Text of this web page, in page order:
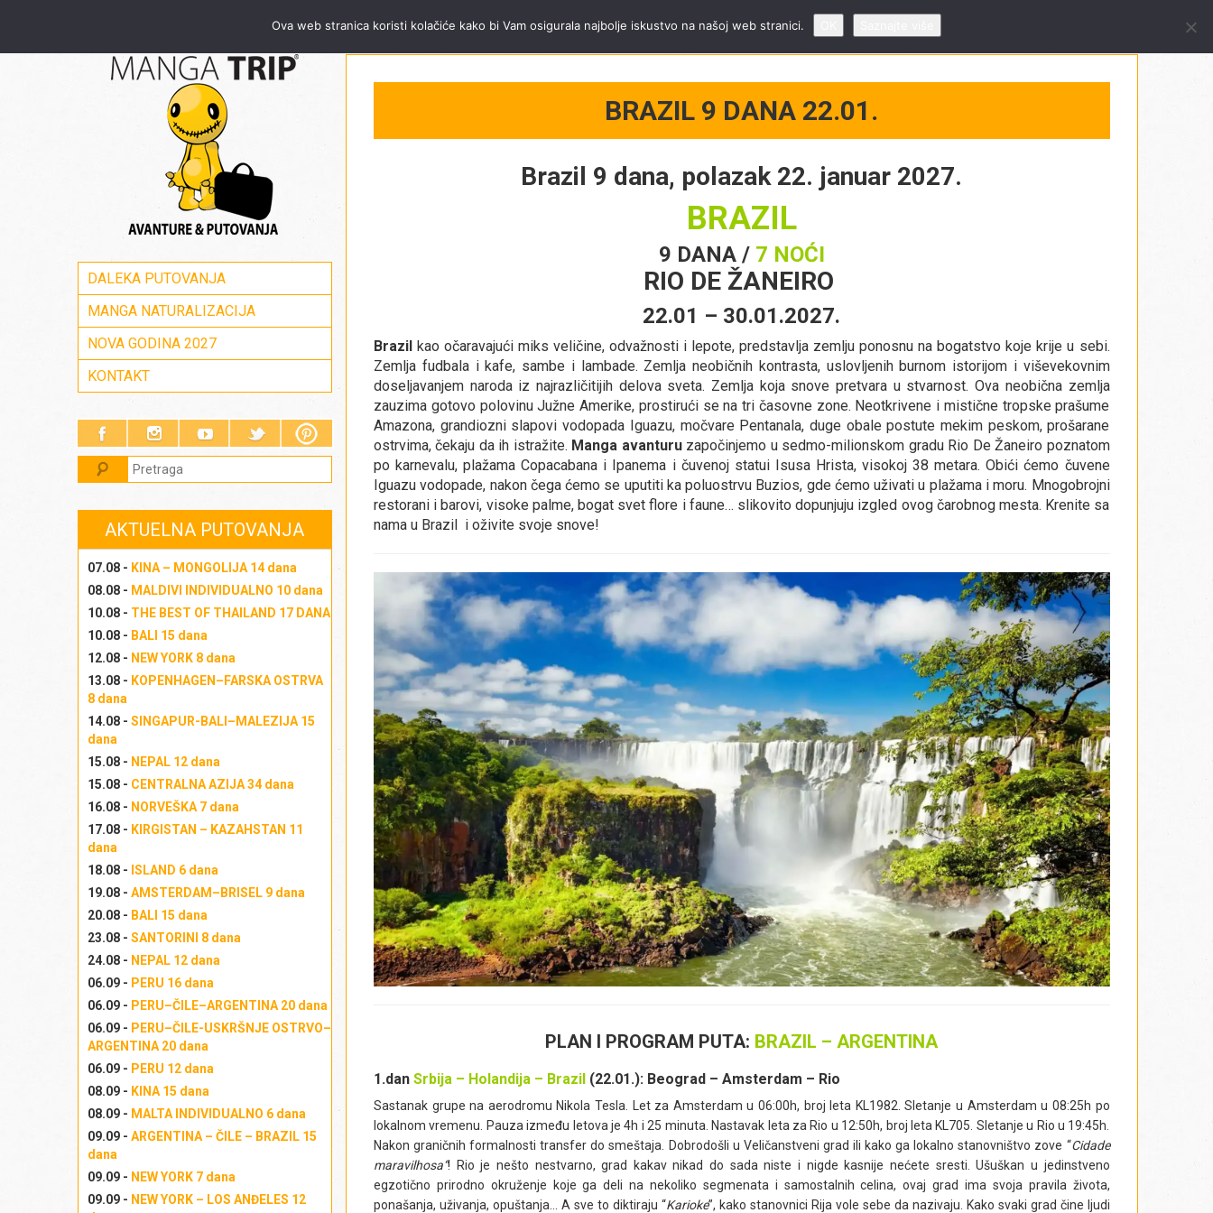
radnim danima od 09 – 19h, subotom od 10 – 14h
DALEKA PUTOVANJA
MANGA NATURALIZACIJA
NOVA GODINA 2027
KONTAKT
AKTUELNA PUTOVANJA
07.08 - KINA – MONGOLIJA 14 dana
08.08 - MALDIVI INDIVIDUALNO 10 dana
10.08 - THE BEST OF THAILAND 17 DANA
10.08 - BALI 15 dana
12.08 - NEW YORK 8 dana
13.08 - KOPENHAGEN–FARSKA OSTRVA
8 dana
14.08 - SINGAPUR-BALI–MALEZIJA 15
dana
15.08 - NEPAL 12 dana
15.08 - CENTRALNA AZIJA 34 dana
16.08 - NORVEŠKA 7 dana
17.08 - KIRGISTAN – KAZAHSTAN 11
dana
18.08 - ISLAND 6 dana
19.08 - AMSTERDAM–BRISEL 9 dana
20.08 - BALI 15 dana
23.08 - SANTORINI 8 dana
24.08 - NEPAL 12 dana
06.09 - PERU 16 dana
06.09 - PERU–ČILE–ARGENTINA 20 dana
06.09 - PERU–ČILE-USKRŠNJE OSTRVO–
ARGENTINA 20 dana
06.09 - PERU 12 dana
08.09 - KINA 15 dana
08.09 - MALTA INDIVIDUALNO 6 dana
09.09 - ARGENTINA – ČILE – BRAZIL 15
dana
09.09 - NEW YORK 7 dana
09.09 - NEW YORK – LOS ANĐELES 12
BRAZIL 9 DANA 22.01.
Brazil 9 dana, polazak 22. januar 2027.
BRAZIL
9 DANA /7 NOĆI
RIO DE ŽANEIRO
22.01 – 30.01.2027.
Brazil kao očaravajući miks veličine, odvažnosti i lepote, predstavlja zemlju ponosnu na bogatstvo koje krije u sebi.
Zemlja fudbala i kafe, sambe i lambade. Zemlja neobičnih kontrasta, uslovljenih burnom istorijom i viševekovnim
doseljavanjem naroda iz najrazličitijih delova sveta. Zemlja koja snove pretvara u stvarnost. Ova neobična zemlja
zauzima gotovo polovinu Južne Amerike, prostirući se na tri časovne zone. Neotkrivene i mistične tropske prašume
Amazona, grandiozni slapovi vodopada Iguazu, močvare Pentanala, duge obale postute mekim peskom, prošarane
ostrvima, čekaju da ih istražite. Manga avanturuzapočinjemo u sedmo-milionskom gradu Rio De Žaneiro poznatom
po karnevalu, plažama Copacabana i Ipanema i čuvenoj statui Isusa Hrista, visokoj 38 metara. Obići ćemo čuvene
Iguazu vodopade, nakon čega ćemo se uputiti ka poluostrvu Buzios, gde ćemo uživati u plažama i moru. Mnogobrojni
restorani i barovi, visoke palme, bogat svet flore i faune… slikovito dopunjuju izgled ovog čarobnog mesta. Krenite sa
nama u Brazil i oživite svoje snove!
PLAN I PROGRAM PUTA: BRAZIL – ARGENTINA
1.dan Srbija – Holandija – Brazil (22.01.): Beograd – Amsterdam – Rio
Sastanak grupe na aerodromu Nikola Tesla. Let za Amsterdam u 06:00h, broj leta KL1982. Sletanje u Amsterdam u 08:25h po
lokalnom vremenu. Pauza između letova je 4h i 25 minuta. Nastavak leta za Rio u 12:50h, broj leta KL705. Sletanje u Rio u 19:45h.
Nakon graničnih formalnosti transfer do smeštaja. Dobrodošli u Veličanstveni grad ili kako ga lokalno stanovništvo zove “Cidade
maravilhosa“! Rio je nešto nestvarno, grad kakav nikad do sada niste i nigde kasnije nećete sresti. Ušuškan u jedinstveno
egzotično prirodno okruženje koje ga deli na nekoliko segmenata i samostalnih celina, ovaj grad ima svoja pravila života,
ponašanja, uživanja, opuštanja… A sve to diktiraju “Karioke”, kako stanovnici Rija vole sebe da nazivaju. Kako svaki grad čine ljudi
Ova web stranica koristi kolačiće kako bi Vam osigurala najbolje iskustvo na našoj web stranici.